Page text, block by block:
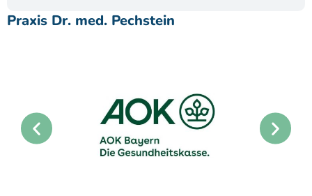
Praxis Dr. med. Pechstein